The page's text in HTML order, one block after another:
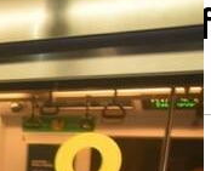
बटालियन